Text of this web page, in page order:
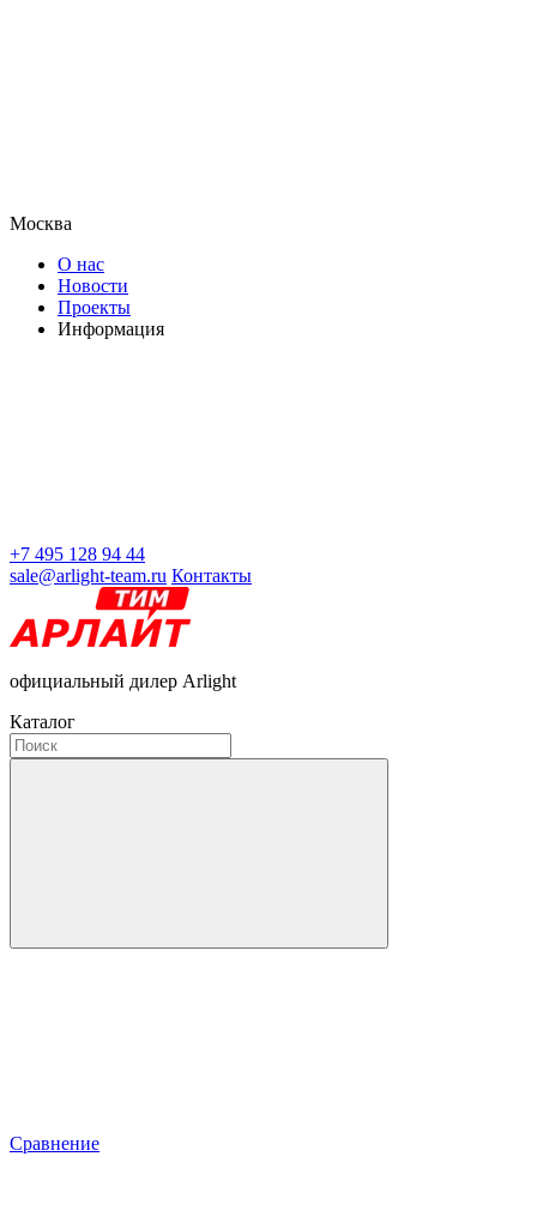
Москва
О нас
Новости
Проекты
Информация
+7 495 128 94 44
sale@arlight-team.ru Контакты
официальный дилер Arlight
Каталог
Сравнение